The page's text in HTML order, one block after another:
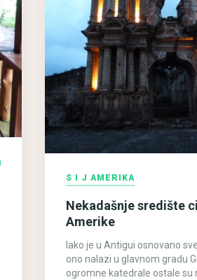
S I J AMERIKA
Nekadašnje središte
Amerike
Iako je u Antigui osnovano
ono nalazi u glavnom gradu
ogromne katedrale ostale su